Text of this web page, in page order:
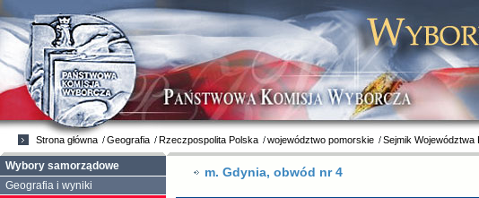
m. Gdynia, obwód nr 4
Strona główna Geografia Rzeczpospolita Polska województwo pomorskie Sejmik Województwa
Wybory samorządowe
Geografia i wyniki